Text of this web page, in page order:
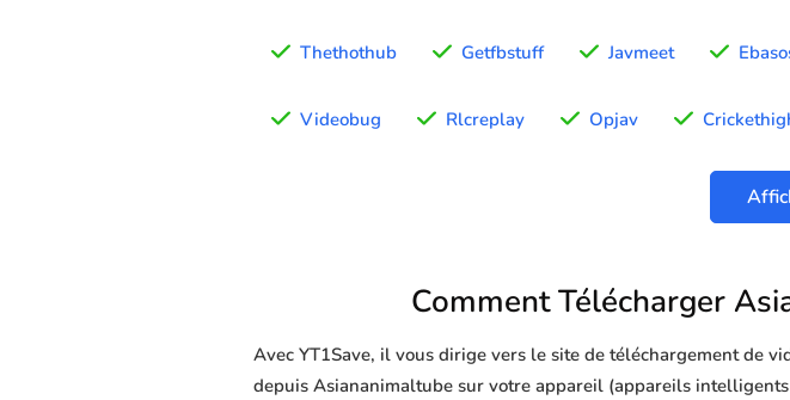
Thethothub Getfbstuff Javmeet
Videobug Rlcreplay Opjav
Comment Télécharger
Avec YT1Save, il vous dirige vers le site de téléchargement de
depuis Asiananimaltube sur votre appareil (appareils